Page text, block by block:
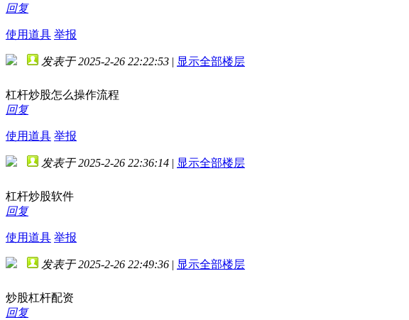
回复
使用道具 举报
发表于 2025-2-26 22:22:53 | 显示全部楼层
杠杆炒股怎么操作流程
回复
使用道具 举报
发表于 2025-2-26 22:36:14 | 显示全部楼层
杠杆炒股软件
回复
使用道具 举报
发表于 2025-2-26 22:49:36 | 显示全部楼层
炒股杠杆配资
回复